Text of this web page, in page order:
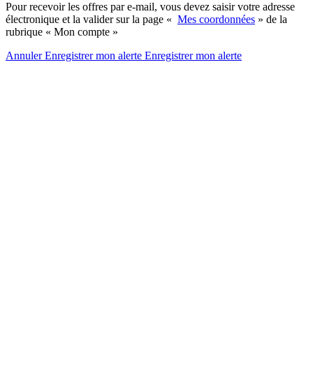
Pour recevoir les offres par e-mail, vous devez saisir votre adresse
électronique et la valider sur la page « Mes coordonnées » de la
rubrique « Mon compte »
AnnulerEnregistrer mon alerte Enregistrermon alerte